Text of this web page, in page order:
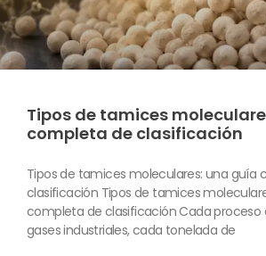
Tipos de tamices
completa de clasificación
Tipos de tamices moleculares: una guía
clasificación Tipos de tamices
completa de clasificación Cada proceso
gases industriales, cada tonelada de